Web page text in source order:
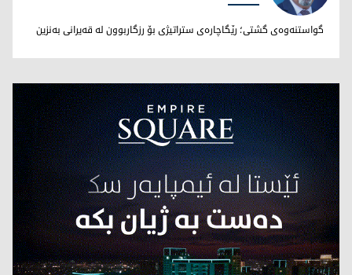
نووری بێخاڵی
گواستنەوەی گشتی؛ رێگاچارەی ستراتیژی بۆ رزگاربوون لە قەیرانی بەنزین